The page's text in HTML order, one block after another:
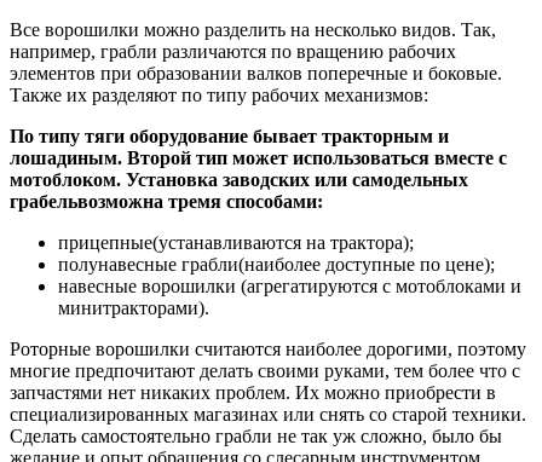
Все ворошилки можно разделить на несколько видов. Так,
например, грабли различаются по вращению рабочих
элементов при образовании валков поперечные и боковые.
Также их разделяют по типу рабочих механизмов:
По типу тяги оборудование бывает тракторным и
лошадиным. Второй тип может использоваться вместе с
мотоблоком. Установка заводских или самодельных
грабельвозможна тремя способами:
прицепные(устанавливаются на трактора);
полунавесные грабли(наиболее доступные по цене);
навесные ворошилки (агрегатируются с мотоблоками и
минитракторами).
Роторные ворошилки считаются наиболее дорогими, поэтому
многие предпочитают делать своими руками, тем более что с
запчастями нет никаких проблем. Их можно приобрести в
специализированных магазинах или снять со старой техники.
Сделать самостоятельно грабли не так уж сложно, было бы
желание и опыт обращения со слесарным инструментом.